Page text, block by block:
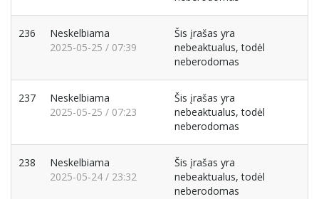
236
Neskelbiama
2025-05-25 / 07:39
Šis įrašas yra
nebeaktualus, todėl
neberodomas
237
Neskelbiama
2025-05-25 / 07:23
Šis įrašas yra
nebeaktualus, todėl
neberodomas
238
Neskelbiama
2025-05-24 / 23:32
Šis įrašas yra
nebeaktualus, todėl
neberodomas